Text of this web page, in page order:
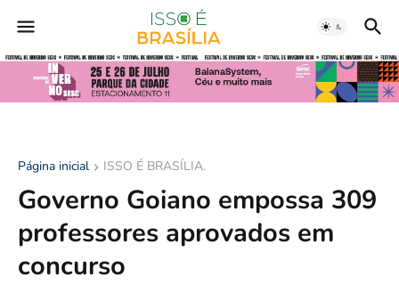
Página inicial ISSO É BRASÍLIA.
Governo Goiano empossa 309
professores aprovados em
concurso